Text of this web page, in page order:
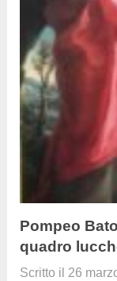
Pompeo
quadro
Scritto il 26